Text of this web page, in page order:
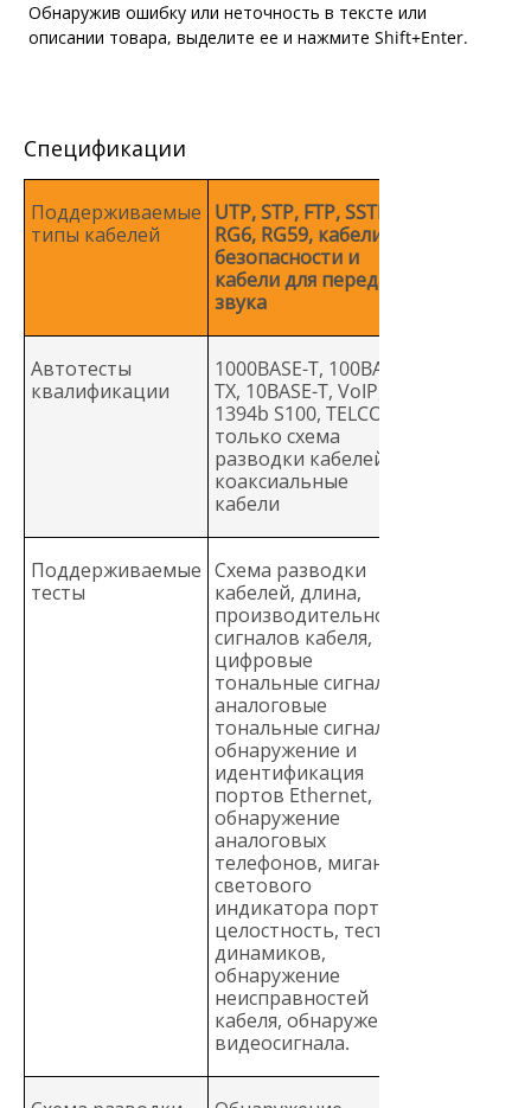
Обнаружив ошибку или неточность в тексте или
описании товара, выделите ее и нажмите Shift+Enter.
Спецификации
Поддерживаемые
типы кабелей
UTP, STP, FTP, SSTP,
RG6, RG59, кабели
безопасности и
кабели для передачи
звука
Автотесты
квалификации
1000BASE-T, 100BASE-
TX, 10BASE-T, VoIP,
1394b S100, TELCO,
только схема
разводки кабелей,
коаксиальные
кабели
Поддерживаемые
тесты
Схема разводки
кабелей, длина,
производительность
сигналов кабеля,
цифровые
тональные сигналы,
аналоговые
тональные сигналы,
обнаружение и
идентификация
портов Ethernet,
обнаружение
аналоговых
телефонов, мигание
светового
индикатора портов,
целостность, тест
динамиков,
обнаружение
неисправностей
кабеля, обнаружение
видеосигнала.